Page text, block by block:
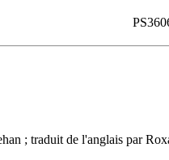
; traduit de l'anglais par